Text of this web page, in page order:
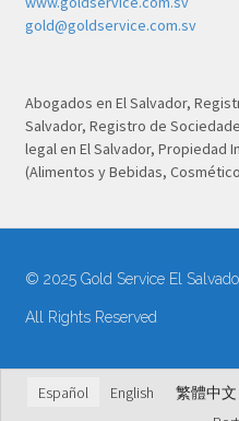
gold@goldservice.com.sv
Abogados en El Salvador,
Salvador, Registro de
legal en El Salvador, Propiedad
(Alimentos y Bebidas,
© 2025 Gold Service El
All Rights Reserved
Español English 繁體中文